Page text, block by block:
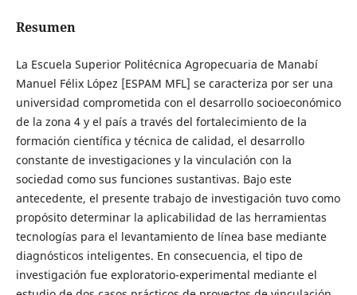
Resumen
La Escuela Superior Politécnica Agropecuaria de Manabí
Manuel Félix López [ESPAM MFL] se caracteriza por ser una
universidad comprometida con el desarrollo socioeconómico
de la zona 4 y el país a través del fortalecimiento de la
formación científica y técnica de calidad, el desarrollo
constante de investigaciones y la vinculación con la
sociedad como sus funciones sustantivas. Bajo este
antecedente, el presente trabajo de investigación tuvo como
propósito determinar la aplicabilidad de las herramientas
tecnologías para el levantamiento de línea base mediante
diagnósticos inteligentes. En consecuencia, el tipo de
investigación fue exploratorio-experimental mediante el